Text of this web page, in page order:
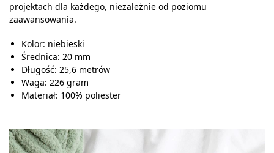
projektach dla każdego, niezależnie od poziomu
zaawansowania.
Kolor: niebieski
Średnica: 20 mm
Długość: 25,6 metrów
Waga: 226 gram
Materiał: 100% poliester